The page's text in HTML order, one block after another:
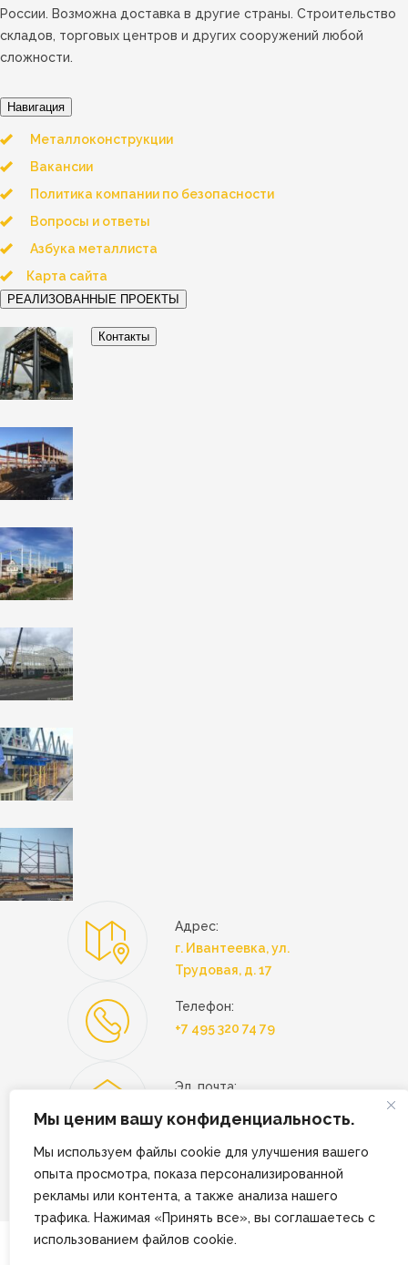
Мы ценим вашу конфиденциальность.
Мы используем файлы cookie для улучшения вашего
опыта просмотра, показа персонализированной
рекламы или контента, а также анализа нашего
трафика. Нажимая «Принять все», вы соглашаетесь с
использованием файлов cookie.
России. Возможна доставка в другие страны. Строительство
складов, торговых центров и других сооружений любой
сложности.
Навигация
Металлоконструкции
Вакансии
Политика компании по безопасности
Вопросы и ответы
Азбука металлиста
Карта сайта
РЕАЛИЗОВАННЫЕ ПРОЕКТЫ
Контакты
Адрес:
г. Ивантеевка, ул.
Трудовая, д. 17
Телефон:
+7 495 320 74 79
Эл. почта:
Политика конфиденциальности и